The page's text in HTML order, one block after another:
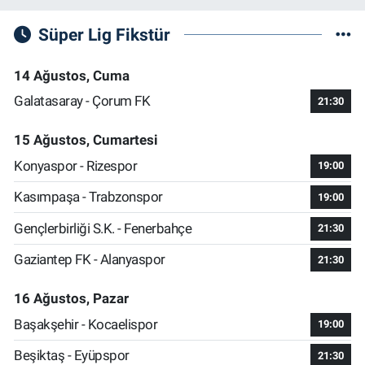
Süper Lig Fikstür
14 Ağustos, Cuma
Galatasaray - Çorum FK
21:30
15 Ağustos, Cumartesi
Konyaspor - Rizespor
19:00
Kasımpaşa - Trabzonspor 19:00
Gençlerbirliği S.K. - Fenerbahçe 21:30
Gaziantep FK - Alanyaspor 21:30
16 Ağustos, Pazar
Başakşehir - Kocaelispor
19:00
Beşiktaş - Eyüpspor 21:30